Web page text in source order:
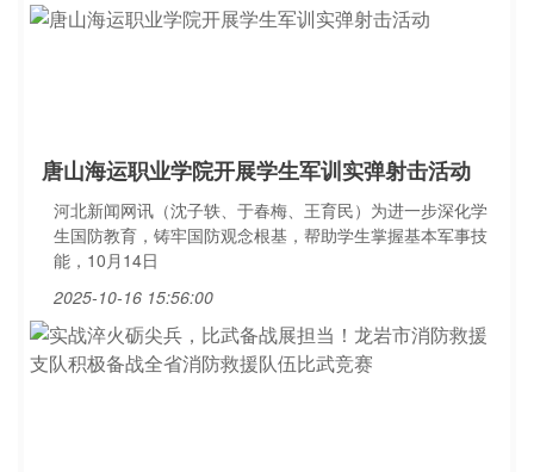
唐山海运职业学院开展学生军训实弹射击活动
河北新闻网讯（沈子轶、于春梅、王育民）为进一步深化学
生国防教育，铸牢国防观念根基，帮助学生掌握基本军事技
能，10月14日
2025-10-16 15:56:00